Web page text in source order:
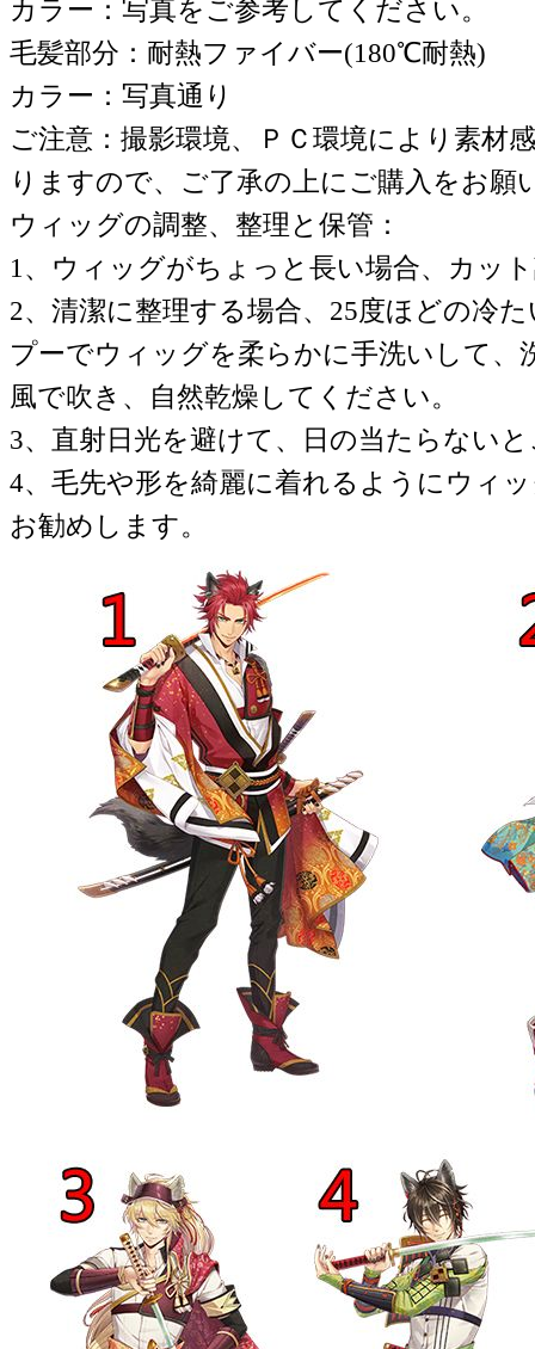
カラー：写真をご参考してください。
毛髪部分：耐熱ファイバー(180℃耐熱)
カラー：写真通り
ご注意：撮影環境、ＰＣ環境により素材
りますので、ご了承の上にご購入をお願
ウィッグの調整、整理と保管：
1、ウィッグがちょっと長い場合、カッ
2、清潔に整理する場合、25度ほどの冷
プーでウィッグを柔らかに手洗いして、
風で吹き、自然乾燥してください。
3、直射日光を避けて、日の当たらない
4、毛先や形を綺麗に着れるようにウィ
お勧めします。